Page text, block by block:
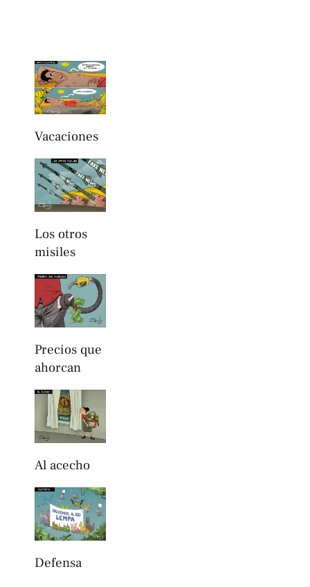
Vacaciones
Los otros
misiles
Precios que
ahorcan
Al acecho
Defensa